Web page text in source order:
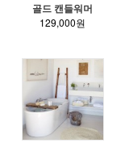
골드 캔들워머
129,000원